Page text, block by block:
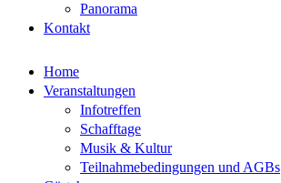
Panorama
Kontakt
Home
Veranstaltungen
Infotreffen
Schafftage
Musik & Kultur
Teilnahmebedingungen und AGBs